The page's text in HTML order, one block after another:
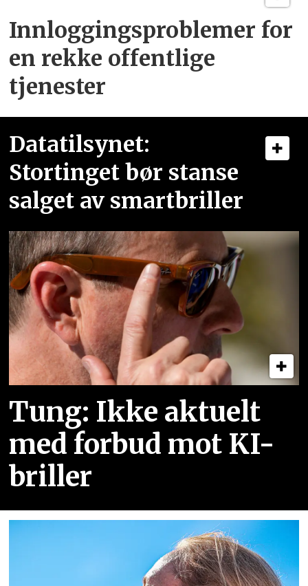
Innloggingsproblemer for
en rekke offentlige
tjenester
Datatilsynet:
Stortinget bør stanse
salget av smartbriller
Tung: Ikke aktuelt
med forbud mot KI-
briller